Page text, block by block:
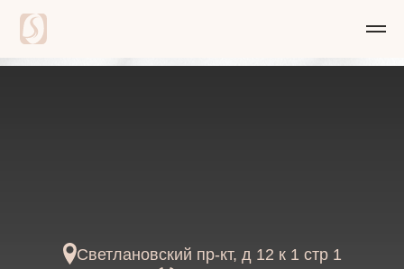
Светлановский пр-кт, д 12 к 1 стр 1